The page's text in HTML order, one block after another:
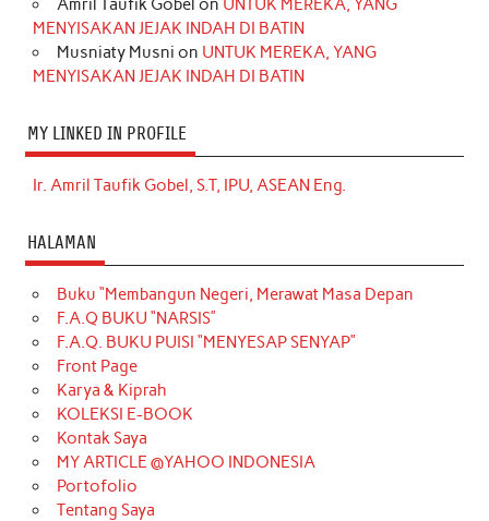
Amril Taufik Gobel on UNTUK MEREKA, YANG
MENYISAKAN JEJAK INDAH DI BATIN
Musniaty Musni on UNTUK MEREKA, YANG
MENYISAKAN JEJAK INDAH DI BATIN
MY LINKED IN PROFILE
Ir. Amril Taufik Gobel, S.T, IPU, ASEAN Eng.
HALAMAN
Buku “Membangun Negeri, Merawat Masa Depan
F.A.Q BUKU “NARSIS”
F.A.Q. BUKU PUISI “MENYESAP SENYAP”
Front Page
Karya & Kiprah
KOLEKSI E-BOOK
Kontak Saya
MY ARTICLE @YAHOO INDONESIA
Portofolio
Tentang Saya